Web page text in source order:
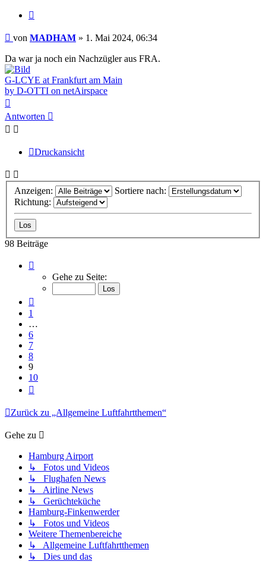
Beitrag
von MADHAM » 1. Mai 2024, 06:34
Da war ja noch ein Nachzügler aus FRA.
G-LCYE at Frankfurt am Main
by D-OTTI on netAirspace
oben
Antworten
Druckansicht
Anzeigen:
Sortiere nach:
Richtung:
98 Beiträge
von
Gehe zu Seite:
1
…
6
7
8
9
10
Zurück zu „Allgemeine Luftfahrtthemen“
Gehe zu
Hamburg Airport
↳ Fotos und Videos
↳ Flughafen News
↳ Airline News
↳ Gerüchteküche
Hamburg-Finkenwerder
↳ Fotos und Videos
Weitere Themenbereiche
↳ Allgemeine Luftfahrtthemen
↳ Dies und das